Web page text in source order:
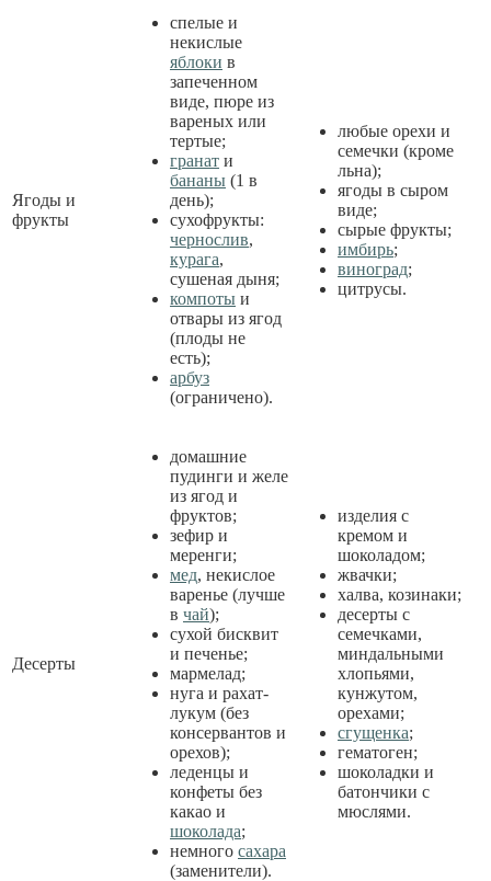
Ягоды и
фрукты
спелые и
некислые
яблоки в
запеченном
виде, пюре из
вареных или
тертые;
гранат и
бананы (1 в
день);
сухофрукты:
чернослив,
курага,
сушеная дыня;
компоты и
отвары из ягод
(плоды не
есть);
арбуз
(ограничено).
любые орехи и
семечки (кроме
льна);
ягоды в сыром
виде;
сырые фрукты;
имбирь;
виноград;
цитрусы.
Десерты
домашние
пудинги и желе
из ягод и
фруктов;
зефир и
меренги;
мед, некислое
варенье (лучше
в чай);
сухой бисквит
и печенье;
мармелад;
нуга и рахат-
лукум (без
консервантов и
орехов);
леденцы и
конфеты без
какао и
шоколада;
немного сахара
(заменители).
изделия с
кремом и
шоколадом;
жвачки;
халва, козинаки;
десерты с
семечками,
миндальными
хлопьями,
кунжутом,
орехами;
сгущенка;
гематоген;
шоколадки и
батончики с
мюслями.